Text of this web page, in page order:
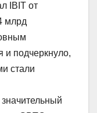
IBIT от
млрд
и подчеркнуло,
стали